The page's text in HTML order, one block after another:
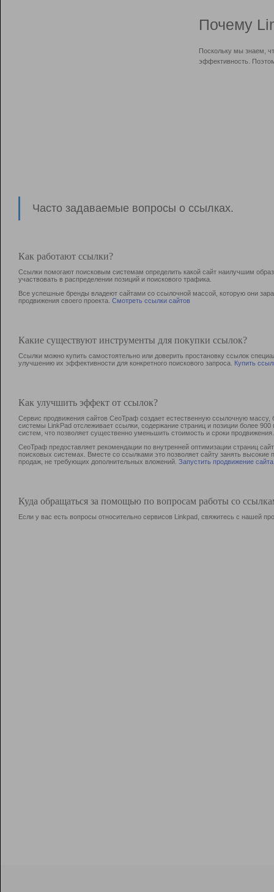
Почему
Поскольку мы знаем,
эффективность.
Часто задаваемые вопросы о ссылках.
Как работают ссылки?
Ссылки помогают поисковым системам определить какой сайт наилучшим
участвовать в раcпределении позиций и поискового трафика.
Все успешные бренды владеют сайтами со ссылочной массой, которую они
продвижения своего проекта. Смотреть ссылки сайтов
Какие существуют инструменты для покупки ссылок?
Ссылки можно купить самостоятельно или доверить простановку ссылок
улучшению их эффективности для конкретного поискового запроса. Купить
Как улучшить эффект от ссылок?
Сервис продвижения сайтов СеоТраф создает естественную ссылочную
системы LinkPad отслеживает ссылки, содержание страниц и позиции более
систем, что позволяет существенно уменьшить стоимость и сроки продвижения.
СеоТраф предоставляет рекомендации по внутренней оптимизации страниц
поисковых системах. Вместе со ссылками это позволяет сайту занять
продаж, не требующих дополнительных вложений. Запустить продвижение сайта
Куда обращаться за помощью по вопросам работы со
Если у вас есть вопросы относительно сервисов Linkpad, свяжитесь с нашей